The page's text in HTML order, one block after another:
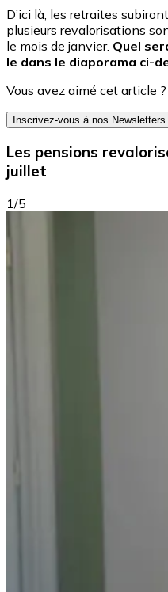
D’ici là, les retraites
plusieurs revalorisations
le mois de janvier. Quel
le dans le diaporama ci-
Vous avez aimé cet article ?
Inscrivez-vous à nos Newsletters
Les pensions
juillet
1/5